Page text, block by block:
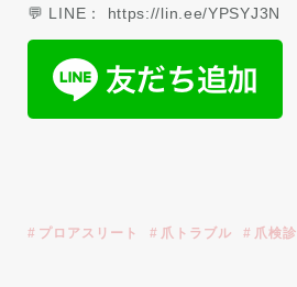
💬 LINE： https://lin.ee/YPSYJ3N
プロアスリート 爪トラブル 爪検診